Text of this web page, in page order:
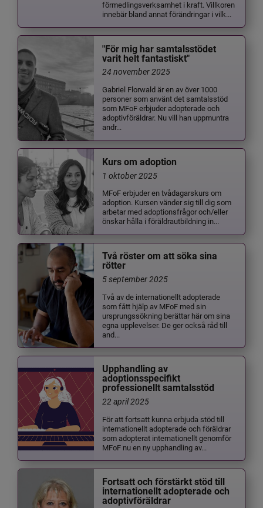
förmedlingsverksamhet i kraft. Villkoren
innebär bland annat förändringar i vilk...
"För mig har samtalsstödet
varit helt fantastiskt"
24 november 2025
Gabriel Florwald är en av över 1000
personer som använt det samtalsstöd
som MFoF erbjuder adopterade och
adoptivföräldrar. Nu vill han uppmuntra
andr...
Kurs om adoption
1 oktober 2025
MFoF erbjuder en tvådagarskurs om
adoption. Kursen vänder sig till dig som
arbetar med adoptionsfrågor och/eller
önskar hålla i föräldrautbildning in...
Två röster om att söka sina
rötter
5 september 2025
Två av de internationellt adopterade
som fått hjälp av MFoF med sin
ursprungssökning berättar här om sina
egna upplevelser. De ger också råd till
and...
Upphandling av
adoptionsspecifikt
professionellt samtalsstöd
22 april 2025
För att fortsatt kunna erbjuda stöd till
internationellt adopterade och föräldrar
som adopterat internationellt genomför
MFoF nu en ny upphandling av...
Fortsatt och förstärkt stöd till
internationellt adopterade och
adoptivföräldrar